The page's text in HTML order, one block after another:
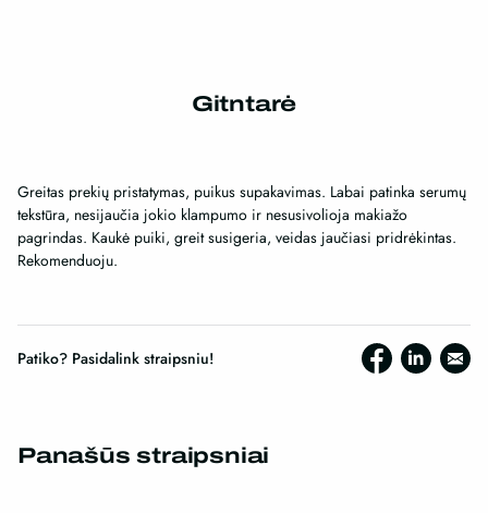
Gitntarė
Greitas prekių pristatymas, puikus supakavimas. Labai patinka serumų
tekstūra, nesijaučia jokio klampumo ir nesusivolioja makiažo
pagrindas. Kaukė puiki, greit susigeria, veidas jaučiasi pridrėkintas.
Rekomenduoju.
Patiko? Pasidalink straipsniu!
Panašūs straipsniai